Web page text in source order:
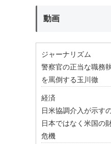
動画
ジャーナリズム
警察官の正当な職務
を罵倒する玉川徹
経済
日米協調介入が示す
日本ではなく米国の
危機